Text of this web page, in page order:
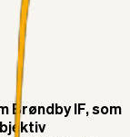
Brøndby IF, som